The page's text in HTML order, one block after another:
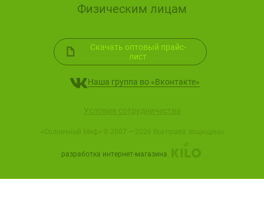
Физическим лицам
a
Скачать оптовый прайс-
лист
Наша группа во «Вконтакте»
разработка интернет-магазина